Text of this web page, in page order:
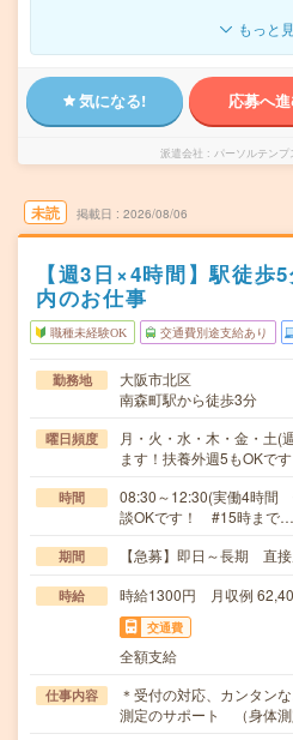
もっと
気になる! 応募へ
派遣会社 パーソルテンプ
未読 掲載日 2026/08/06
【週3日×4時間】駅徒歩
内のお仕事
職種未経験OK 交通費別途支給あり
勤務地
大阪市北区
南森町駅から徒歩3分
曜日頻度
月・火・水・木・金・
ます！扶養外週5もOKです
時間
08:30～12:30(実働4時間
談OKです！ #15時まで…
期間 【急募】即日～長期 直
時給 時給1300円 月収例
交通費
全額支給
仕事内容
＊受付の対応、カンタン
測定のサポート （身体